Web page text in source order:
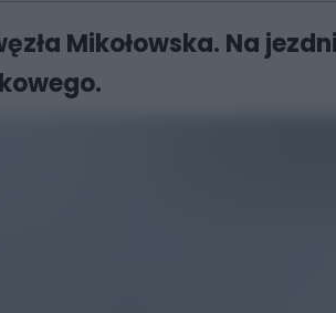
Mikołowska. Na